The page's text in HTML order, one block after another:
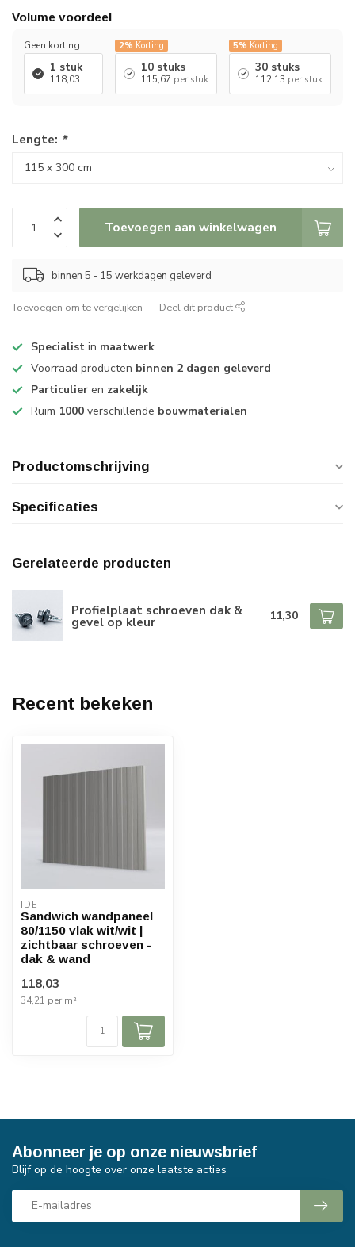
Volume voordeel
Geen korting
1 stuk
118,03
2% Korting
10 stuks
115,67 per stuk
5% Korting
30 stuks
112,13 per stuk
Lengte: *
Toevoegen aan winkelwagen
binnen 5 - 15 werkdagen geleverd
Toevoegen om te vergelijken Deel dit product
Specialist in maatwerk
Voorraad producten binnen 2 dagen geleverd
Particulier en zakelijk
Ruim 1000 verschillende bouwmaterialen
Productomschrijving
Specificaties
Gerelateerde producten
Profielplaat schroeven dak &
gevel op kleur 11,30
Recent bekeken
IDE
Sandwich wandpaneel
80/1150 vlak wit/wit |
zichtbaar schroeven -
dak & wand
118,03
34,21 per m²
Abonneer je op onze nieuwsbrief
Blijf op de hoogte over onze laatste acties